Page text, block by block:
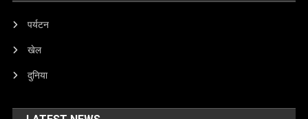
पर्यटन
खेल
दुनिया